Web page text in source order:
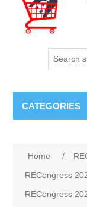
CATEGORIES
Home /
RECongress
RECongress